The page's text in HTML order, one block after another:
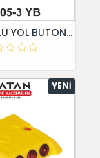
KEDİ GÖZLÜ YOL BUTONU 12005-3 YB
YENI